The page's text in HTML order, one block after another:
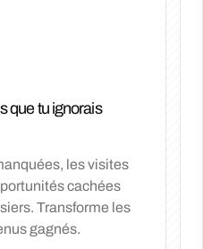
que tu ignorais
les visites
cachées
Transforme les
gagnés.